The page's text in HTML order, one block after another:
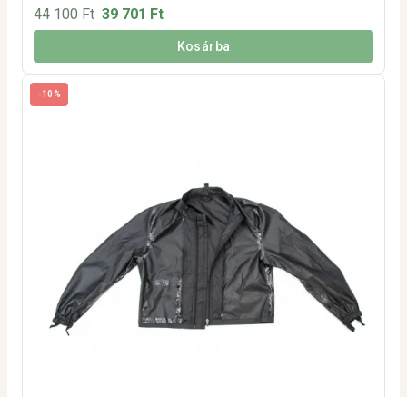
44 100 Ft 39 701 Ft
Kosárba
-10%